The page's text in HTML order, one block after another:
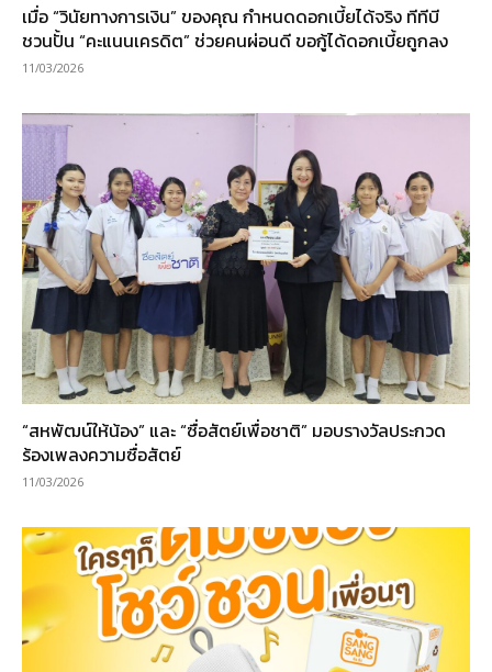
เมื่อ “วินัยทางการเงิน” ของคุณ กำหนดดอกเบี้ยได้จริง ทีทีบี
ชวนปั้น “คะแนนเครดิต” ช่วยคนผ่อนดี ขอกู้ได้ดอกเบี้ยถูกลง
11/03/2026
“สหพัฒน์ให้น้อง” และ “ซื่อสัตย์เพื่อชาติ” มอบรางวัลประกวด
ร้องเพลงความซื่อสัตย์
11/03/2026